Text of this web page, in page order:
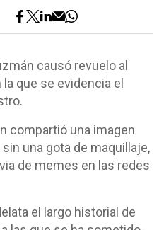
causó revuelo al
que se evidencia el
compartió una imagen
una gota de maquillaje,
de memes en las redes
el largo historial de